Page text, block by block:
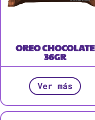
OREO CHOCOLATE
36GR
Ver más